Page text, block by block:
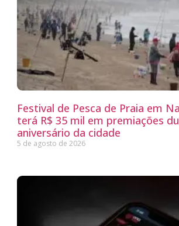
Festival de Pesca de Praia em
terá R$ 35 mil em premiações
aniversário da cidade
5 de agosto de 2026